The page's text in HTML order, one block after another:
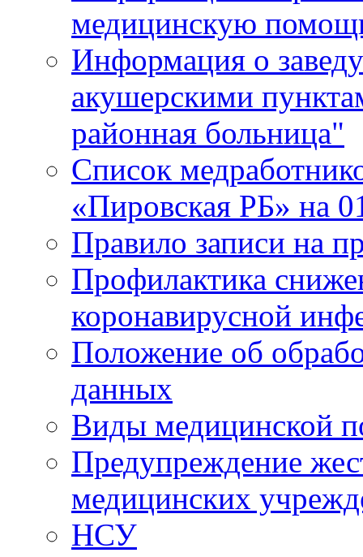
медицинскую
Информация о
акушерскими
районная больница"
Список
«Пировская РБ» на
Правило записи на
Профилактика
коронавирусной
Положение об
данных
Виды медицинской
Предупреждение
медицинских
НСУ